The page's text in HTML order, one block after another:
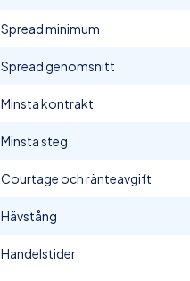
Spread minimum
Spread genomsnitt
Minsta kontrakt
Minsta steg
Courtage och ränteavgift
Hävstång
Handelstider